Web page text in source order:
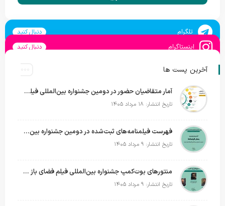
تلگرام دنبال کنید
اینستاگرام دنبال کنید
آخرین پست ها
آمار متقاضیان حضور در دومین جشنواره بین‌المللی فیلم فضای باز ایران اعلام شد
تاریخ انتشار: ۱۸ مرداد ۱۴۰۵
فهرست فیلمنامه‌های ثبت‌شده در دومین جشنواره بین‌المللی فیلم فضای باز ایران + اسامی
تاریخ انتشار: ۹ مرداد ۱۴۰۵
منتورهای بوت‌کمپ جشنواره بین‌المللی فیلم فضای باز ایران معرفی شدند؛ ساخت یک فیلم کوتاه داستانی در فضای باز
تاریخ انتشار: ۹ مرداد ۱۴۰۵